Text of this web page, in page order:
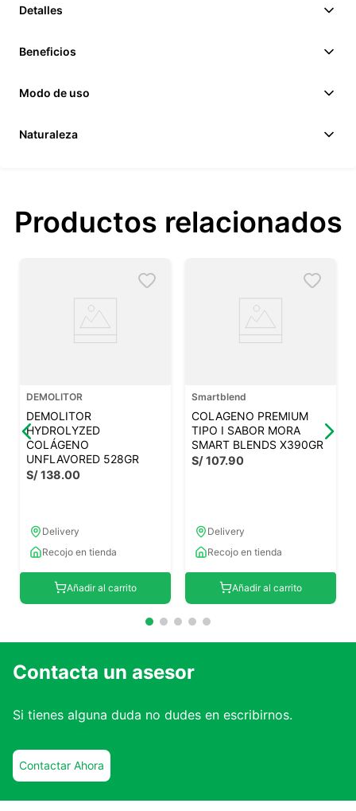
Detalles
Beneficios
Modo de uso
Naturaleza
Productos relacionados
DEMOLITOR
DEMOLITOR
HYDROLYZED
COLÁGENO
UNFLAVORED 528GR
S/138.00
Delivery
Recojo en tienda
Añadir al carrito
Smartblend
COLAGENO PREMIUM
TIPO I SABOR MORA
SMART BLENDS X390GR
S/107.90
Delivery
Recojo en tienda
Añadir al carrito
Contacta un asesor
Si tienes alguna duda no dudes en escribirnos.
Contactar Ahora